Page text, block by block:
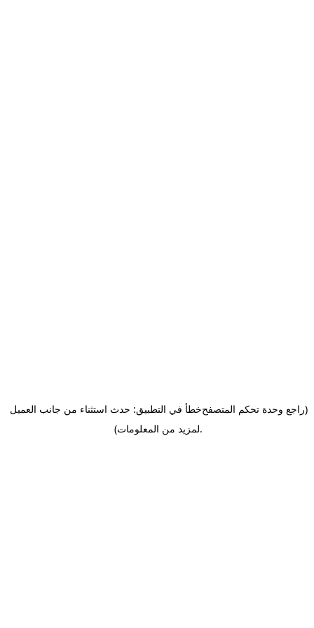
خطأ في التطبيق: حدث استثناء من جانب العميل(راجع وحدة تحكم المتصفح
لمزيد من المعلومات).